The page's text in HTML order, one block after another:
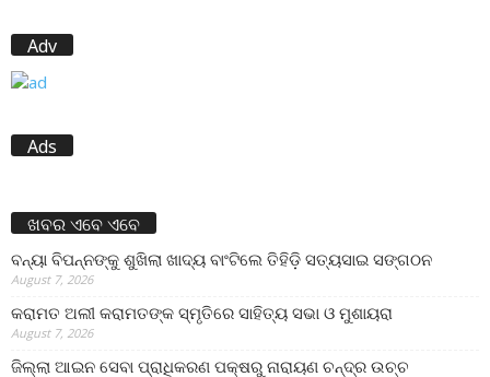
Adv
Ads
ଖବର ଏବେ ଏବେ
ବନ୍ୟା ବିପନ୍ନଙ୍କୁ ଶୁଖିଲା ଖାଦ୍ୟ ବାଂଟିଲେ ତିହିଡି଼ ସତ୍ୟସାଇ ସଙ୍ଗଠନ
August 7, 2026
କରାମତ ଅଲୀ କରାମତଙ୍କ ସ୍ମୃତିରେ ସାହିତ୍ୟ ସଭା ଓ ମୁଶାୟରା
August 7, 2026
ଜିଲ୍ଲା ଆଇନ ସେବା ପ୍ରାଧିକରଣ ପକ୍ଷରୁ ନାରାୟଣ ଚନ୍ଦ୍ର ଉଚ୍ଚ